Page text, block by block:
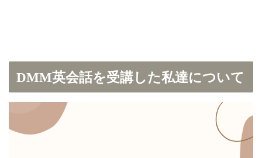
DMM英会話を受講した私達について